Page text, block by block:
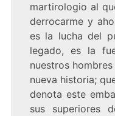
martirologio al
derrocarme y
es la lucha del
legado, es la
nuestros
nueva historia;
denota este
sus superiores